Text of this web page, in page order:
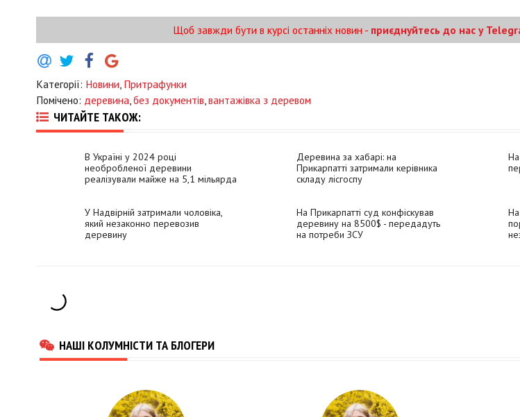
Щоб завжди бути в курсі останніх новин - приєднуйтесь до нас у
Категорії: Новини, Притрафунки
Помічено: деревина,без документів,вантажівка з деревом
ЧИТАЙТЕ ТАКОЖ:
В Україні у 2024 році
необробленої деревини
реалізували майже на 5,1 мільярда
Деревина за хабарі: на
Прикарпатті затримали керівника
складу лісгоспу
На
У Надвірній затримали чоловіка,
який незаконно перевозив
деревину
На Прикарпатті суд конфіскував
деревину на 8500$ - передадуть
на потреби ЗСУ
НАШІ КОЛУМНІСТИ ТА БЛОГЕРИ